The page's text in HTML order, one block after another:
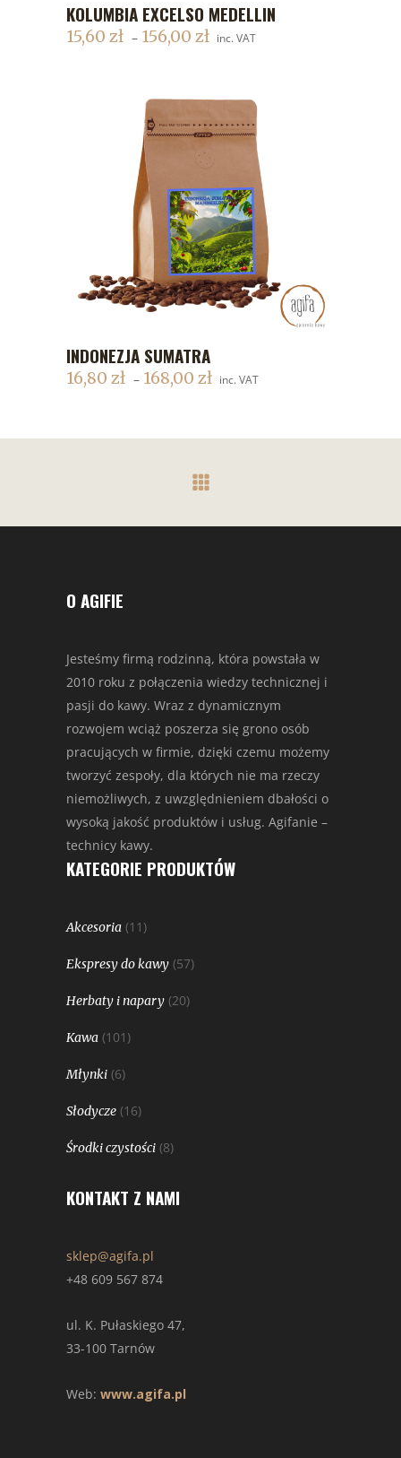
DODAJ DO KOSZYKA
KOLUMBIA EXCELSO MEDELLIN
15,60 zł – 156,00 zł inc. VAT
DODAJ DO KOSZYKA
INDONEZJA SUMATRA
16,80 zł – 168,00 zł inc. VAT
O AGIFIE
Jesteśmy firmą rodzinną, która powstała w
2010 roku z połączenia wiedzy technicznej i
pasji do kawy. Wraz z dynamicznym
rozwojem wciąż poszerza się grono osób
pracujących w firmie, dzięki czemu możemy
tworzyć zespoły, dla których nie ma rzeczy
niemożliwych, z uwzględnieniem dbałości o
wysoką jakość produktów i usług. Agifanie –
technicy kawy.
KATEGORIE PRODUKTÓW
Akcesoria (11)
Ekspresy do kawy (57)
Herbaty i napary (20)
Kawa (101)
Młynki (6)
Słodycze (16)
Środki czystości (8)
KONTAKT Z NAMI
sklep@agifa.pl
+48 609 567 874
ul. K. Pułaskiego 47,
33-100 Tarnów
Web: www.agifa.pl